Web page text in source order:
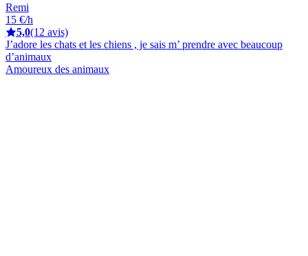
Remi
15 €/h
5,0(12 avis)
J’adore les chats et les chiens , je sais m’ prendre avec beaucoup
d’animaux
Amoureux des animaux